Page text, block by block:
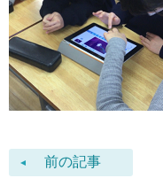
前の記事